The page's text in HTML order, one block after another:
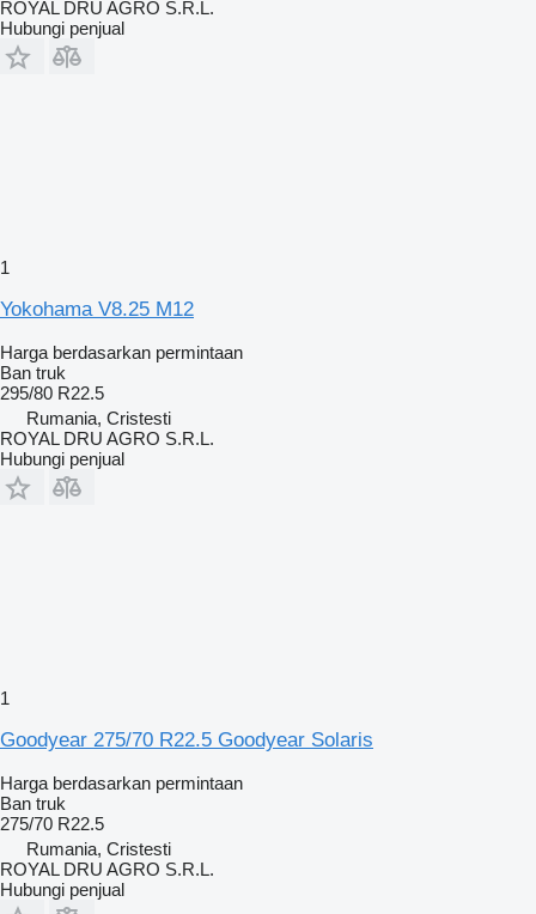
ROYAL DRU AGRO S.R.L.
Hubungi penjual
1
Yokohama V8.25 M12
Harga berdasarkan permintaan
Ban truk
295/80 R22.5
Rumania, Cristesti
ROYAL DRU AGRO S.R.L.
Hubungi penjual
1
Goodyear 275/70 R22.5 Goodyear Solaris
Harga berdasarkan permintaan
Ban truk
275/70 R22.5
Rumania, Cristesti
ROYAL DRU AGRO S.R.L.
Hubungi penjual